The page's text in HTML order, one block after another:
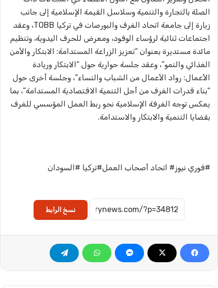
الصلة بالتجارة والتنمية وسلاسل القيمة الإسلامية إلى جانب
زيارة إلى جامعة اتحاد الغرف والبورصات في تركيا TOBB، وعقد
اجتماعات ثنائية لرؤساء الوفود، ومعرض للحرف اليدوية، وتنظيم
مائدة مستديرة بعنوان “تعزيز الزراعة المستدامة: الابتكار والأمن
الغذائي والنمو”، وعقد جلسة حوارية حول “الابتكار وريادة
الأعمال: رواد الأعمال من الشباب والنساء”، وجلسة أخرى حول
“بناء قدرات الغرف من أجل التنمية الاقتصادية المستدامة”، بما
يعكس توجه الغرفة الإسلامية نحو ربط العمل المؤسسي للغرف
بقضايا التنمية والابتكار والاستدامة.
#فوري نيوز# اتحاد أصحاب العمل#تركيا #السودان
نسخ الرابط